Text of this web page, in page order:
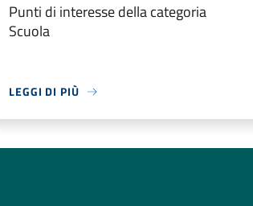
Punti di interesse della categoria
Scuola
LEGGI DI PIÙ